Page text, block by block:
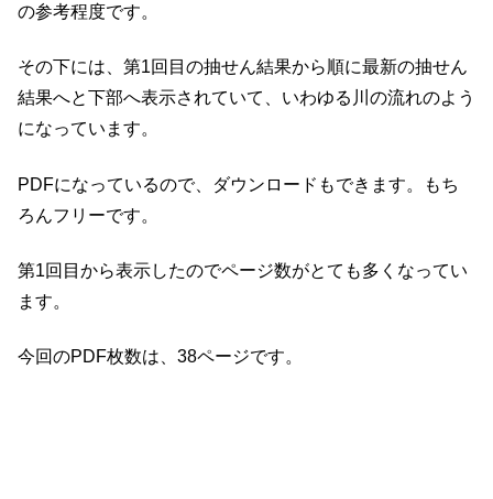
の参考程度です。
その下には、第1回目の抽せん結果から順に最新の抽せん
結果へと下部へ表示されていて、いわゆる川の流れのよう
になっています。
PDFになっているので、ダウンロードもできます。もち
ろんフリーです。
第1回目から表示したのでページ数がとても多くなってい
ます。
今回のPDF枚数は、38ページです。